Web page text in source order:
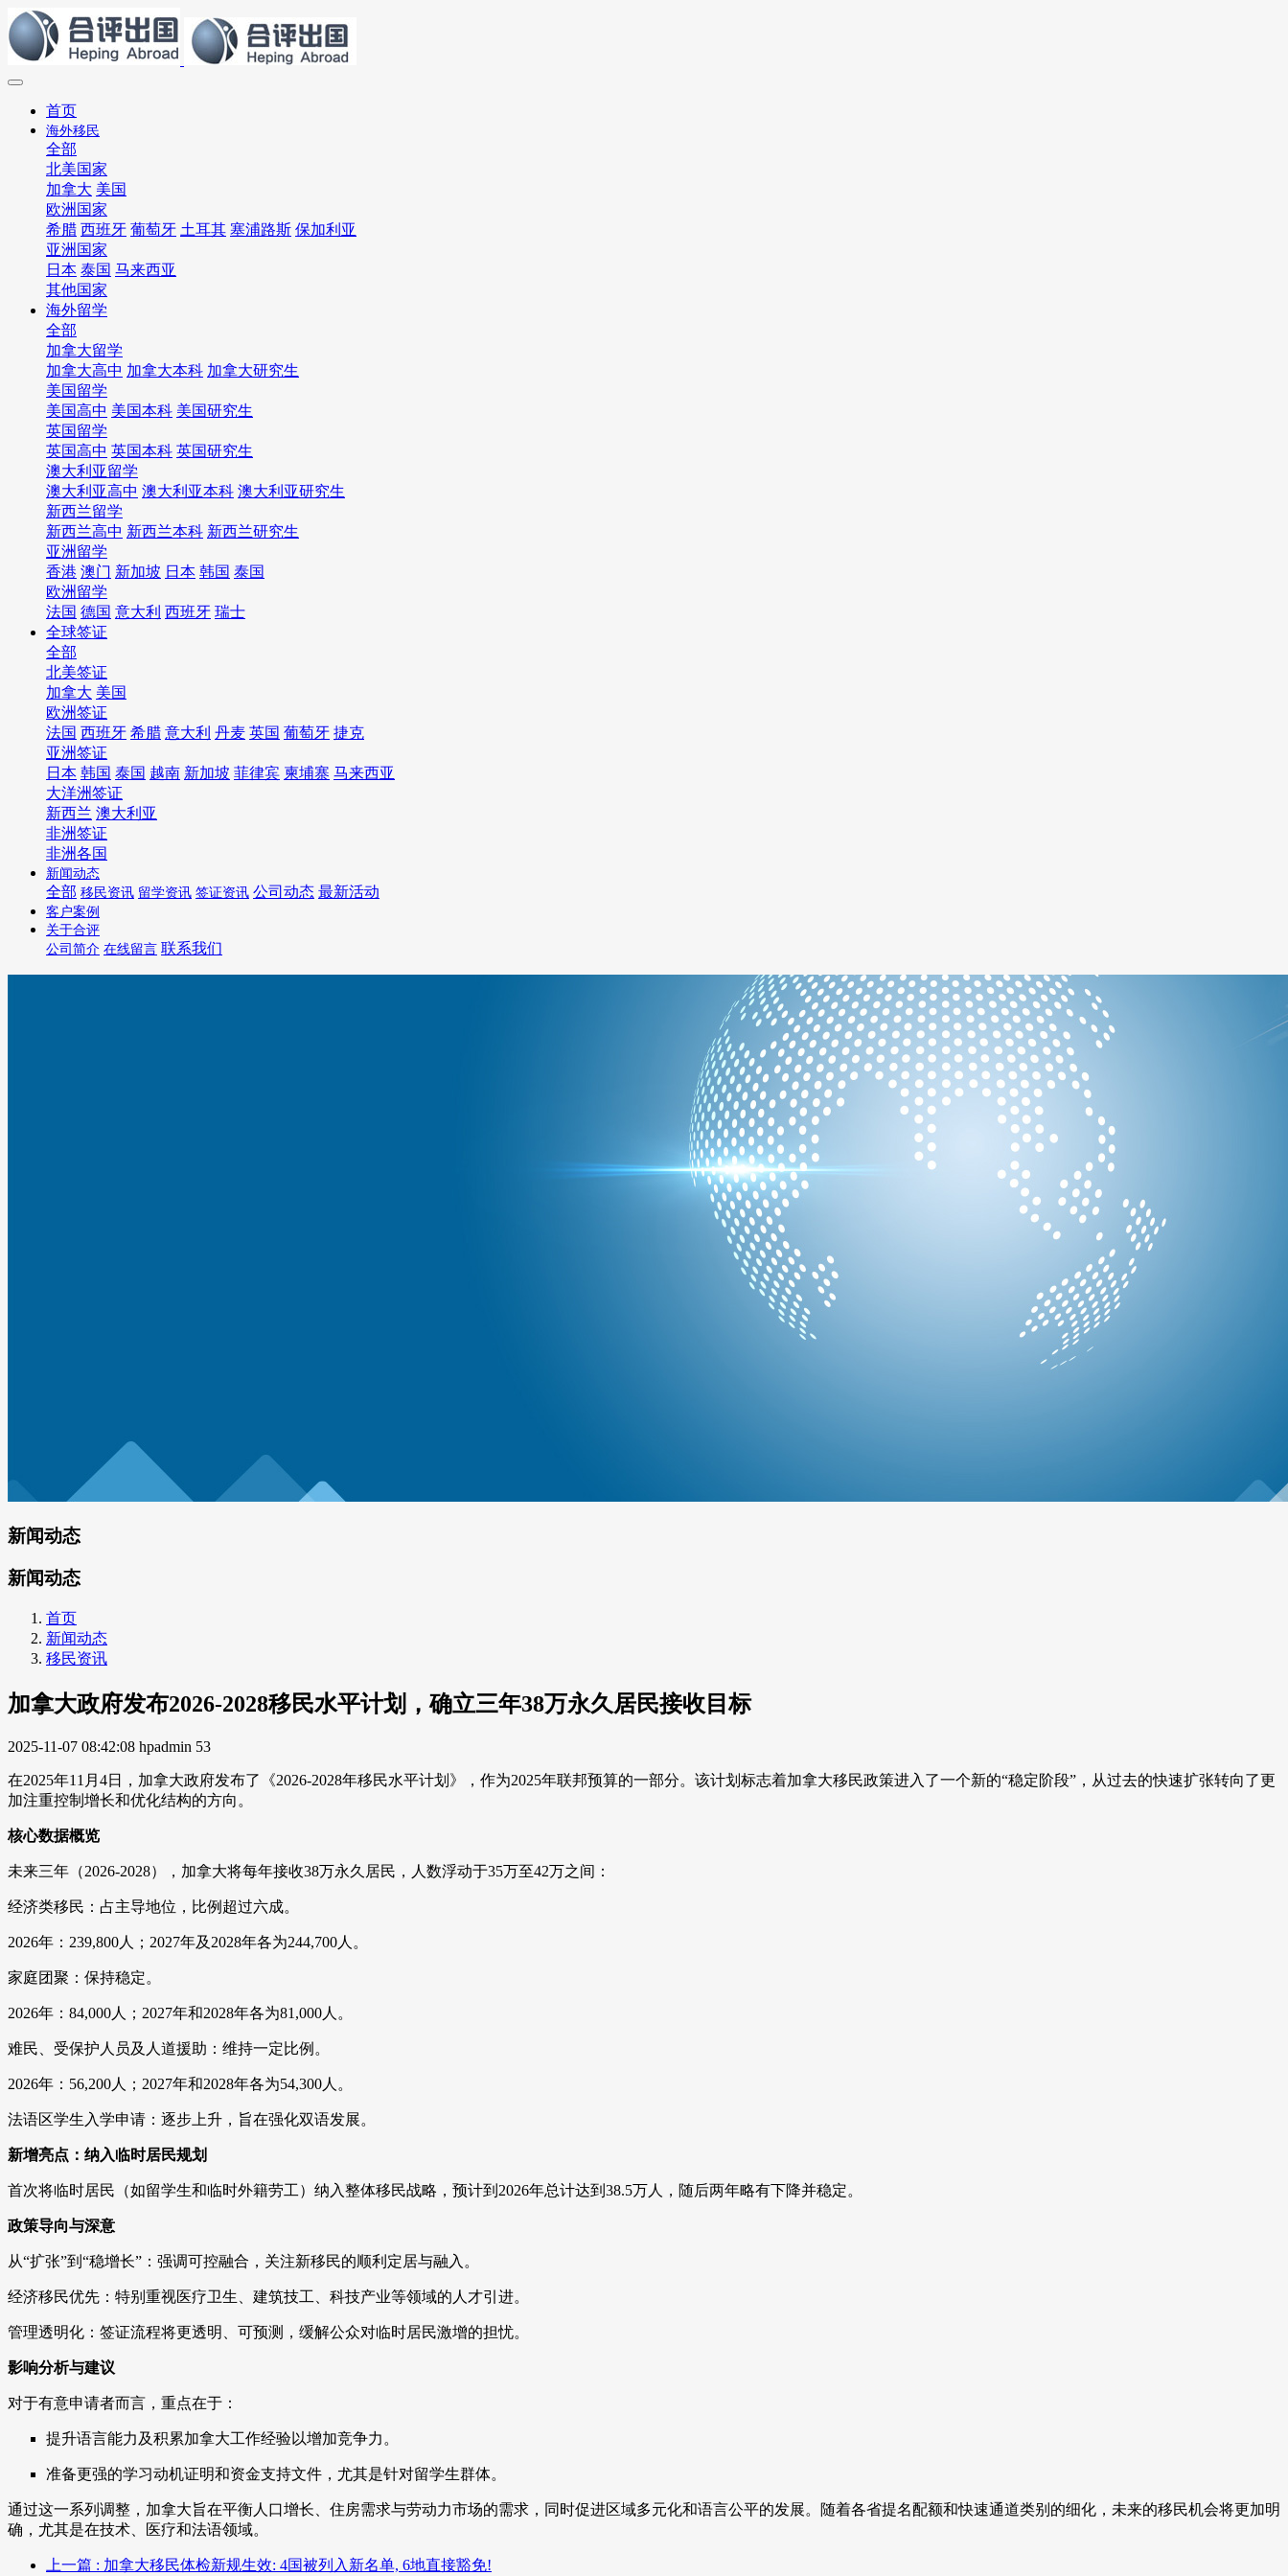
首页
海外移民
全部
北美国家
加拿大 美国
欧洲国家
希腊 西班牙 葡萄牙 土耳其 塞浦路斯 保加利亚
亚洲国家
日本 泰国 马来西亚
其他国家
海外留学
全部
加拿大留学
加拿大高中 加拿大本科 加拿大研究生
美国留学
美国高中 美国本科 美国研究生
英国留学
英国高中 英国本科 英国研究生
澳大利亚留学
澳大利亚高中 澳大利亚本科 澳大利亚研究生
新西兰留学
新西兰高中 新西兰本科 新西兰研究生
亚洲留学
香港 澳门 新加坡 日本 韩国 泰国
欧洲留学
法国 德国 意大利 西班牙 瑞士
全球签证
全部
北美签证
加拿大 美国
欧洲签证
法国 西班牙 希腊 意大利 丹麦 英国 葡萄牙 捷克
亚洲签证
日本 韩国 泰国 越南 新加坡 菲律宾 柬埔寨 马来西亚
大洋洲签证
新西兰 澳大利亚
非洲签证
非洲各国
新闻动态
全部 移民资讯 留学资讯 签证资讯 公司动态 最新活动
客户案例
关于合评
公司简介 在线留言 联系我们
新闻动态
新闻动态
首页
新闻动态
移民资讯
加拿大政府发布2026-2028移民水平计划，确立三年38万永久居民接收目标
2025-11-07 08:42:08 hpadmin 53
在2025年11月4日，加拿大政府发布了《2026-2028年移民水平计划》，作为2025年联邦预算的一部分。该计划标志着加拿大移民政策进入了一个新的“稳定阶段”，从过去的快速扩张转向了更
加注重控制增长和优化结构的方向。
核心数据概览
未来三年（2026-2028），加拿大将每年接收38万永久居民，人数浮动于35万至42万之间：
经济类移民：占主导地位，比例超过六成。
2026年：239,800人；2027年及2028年各为244,700人。
家庭团聚：保持稳定。
2026年：84,000人；2027年和2028年各为81,000人。
难民、受保护人员及人道援助：维持一定比例。
2026年：56,200人；2027年和2028年各为54,300人。
法语区学生入学申请：逐步上升，旨在强化双语发展。
新增亮点：纳入临时居民规划
首次将临时居民（如留学生和临时外籍劳工）纳入整体移民战略，预计到2026年总计达到38.5万人，随后两年略有下降并稳定。
政策导向与深意
从“扩张”到“稳增长”：强调可控融合，关注新移民的顺利定居与融入。
经济移民优先：特别重视医疗卫生、建筑技工、科技产业等领域的人才引进。
管理透明化：签证流程将更透明、可预测，缓解公众对临时居民激增的担忧。
影响分析与建议
对于有意申请者而言，重点在于：
提升语言能力及积累加拿大工作经验以增加竞争力。
准备更强的学习动机证明和资金支持文件，尤其是针对留学生群体。
通过这一系列调整，加拿大旨在平衡人口增长、住房需求与劳动力市场的需求，同时促进区域多元化和语言公平的发展。随着各省提名配额和快速通道类别的细化，未来的移民机会将更加明
确，尤其是在技术、医疗和法语领域。
上一篇 : 加拿大移民体检新规生效: 4国被列入新名单, 6地直接豁免!